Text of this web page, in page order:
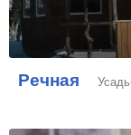
Речная